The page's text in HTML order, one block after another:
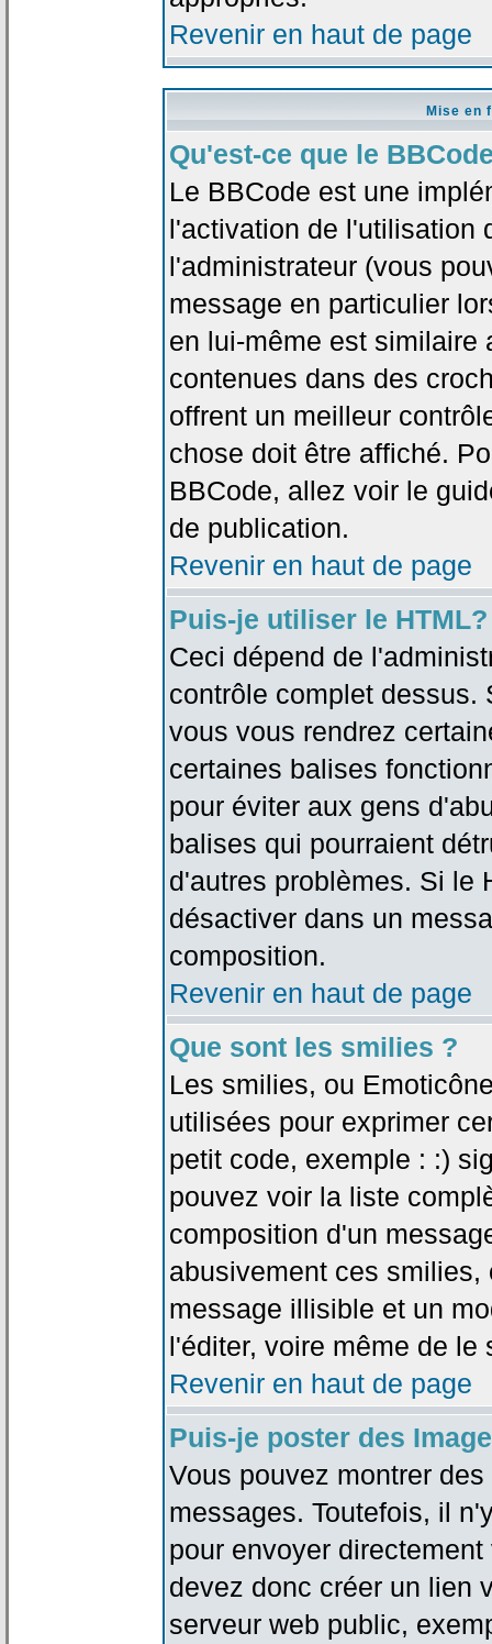
Revenir en haut de page
Mise en
Qu'est-ce que le
Le BBCode est une
l'activation de l'utilisation
l'administrateur (vous
message en particulier
en lui-même est similaire
contenues dans des
offrent un meilleur
chose doit être affiché.
BBCode, allez voir le
de publication.
Revenir en haut de page
Puis-je utiliser le HTML?
Ceci dépend de
contrôle complet dessus.
vous vous rendrez
certaines balises
pour éviter aux gens
balises qui pourraient
d'autres problèmes. Si le
désactiver dans un
composition.
Revenir en haut de page
Que sont les smilies ?
Les smilies, ou
utilisées pour exprimer
petit code, exemple : :)
pouvez voir la liste
composition d'un
abusivement ces
message illisible et un
l'éditer, voire même de le
Revenir en haut de page
Puis-je poster des
Vous pouvez montrer
messages. Toutefois, il
pour envoyer
devez donc créer un lien
serveur web public,